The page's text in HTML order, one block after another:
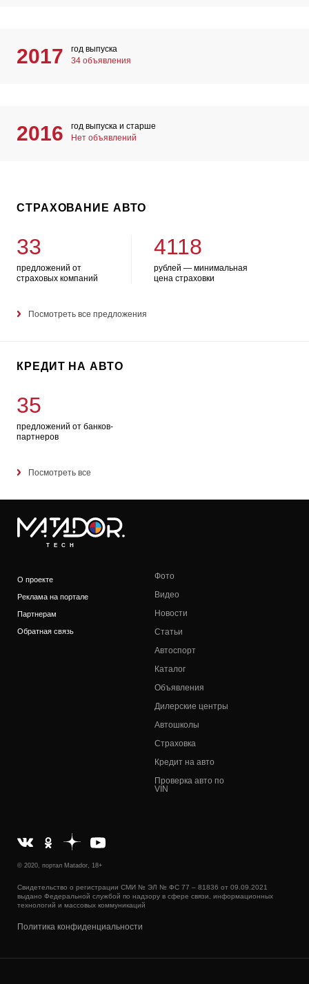
2017
год выпуска
34 объявления
2016
год выпуска и старше
Нет объявлений
СТРАХОВАНИЕ АВТО
33
предложений от
страховых компаний
4118
рублей — минимальная
цена страховки
Посмотреть все предложения
КРЕДИТ НА АВТО
35
предложений от банков-
партнеров
Посмотреть все
TECH
О проекте
Реклама на портале
Партнерам
Обратная связь
Фото
Видео
Новости
Статьи
Автоспорт
Каталог
Объявления
Дилерские центры
Автошколы
Страховка
Кредит на авто
Проверка авто по
VIN
© 2020, портал Matador, 18+
Свидетельство о регистрации СМИ № ЭЛ № ФС 77 – 81836 от 09.09.2021
выдано Федеральной службой по надзору в сфере связи, информационных
технологий и массовых коммуникаций
Политика конфиденциальности